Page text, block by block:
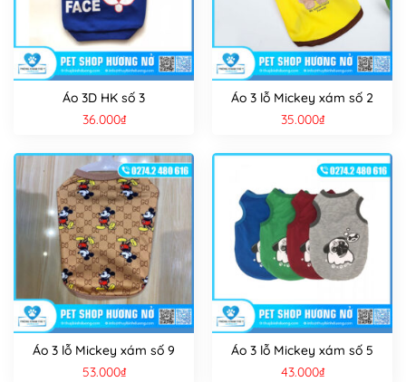
Áo 3D HK số 3
36.000₫
Áo 3 lỗ Mickey xám số 2
35.000₫
Áo 3 lỗ Mickey xám số 9
53.000₫
Áo 3 lỗ Mickey xám số 5
43.000₫